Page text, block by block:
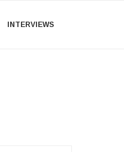
INTERVIEWS